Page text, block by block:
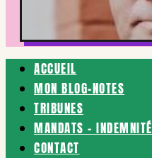
ACCUEIL
MON BLOG-NOTES
TRIBUNES
MANDATS –
CONTACT